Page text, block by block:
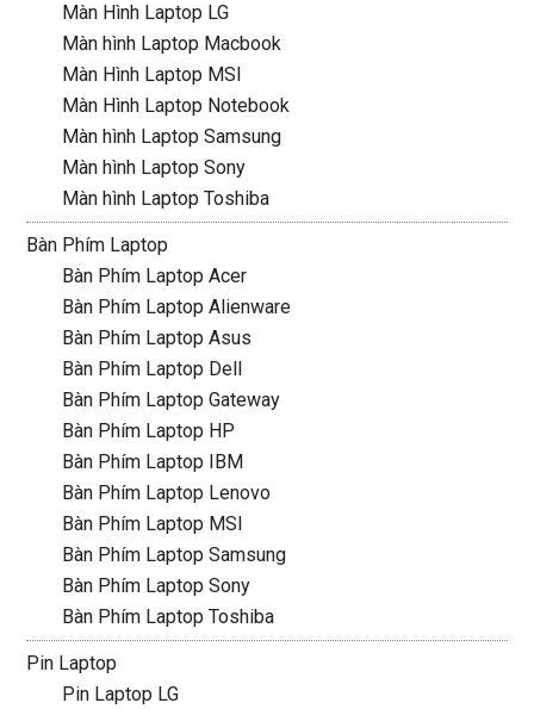
Màn Hình Laptop LG
Màn hình Laptop Macbook
Màn Hình Laptop MSI
Màn Hình Laptop Notebook
Màn hình Laptop Samsung
Màn hình Laptop Sony
Màn hình Laptop Toshiba
Bàn Phím Laptop
Bàn Phím Laptop Acer
Bàn Phím Laptop Alienware
Bàn Phím Laptop Asus
Bàn Phím Laptop Dell
Bàn Phím Laptop Gateway
Bàn Phím Laptop HP
Bàn Phím Laptop IBM
Bàn Phím Laptop Lenovo
Bàn Phím Laptop MSI
Bàn Phím Laptop Samsung
Bàn Phím Laptop Sony
Bàn Phím Laptop Toshiba
Pin Laptop
Pin Laptop LG